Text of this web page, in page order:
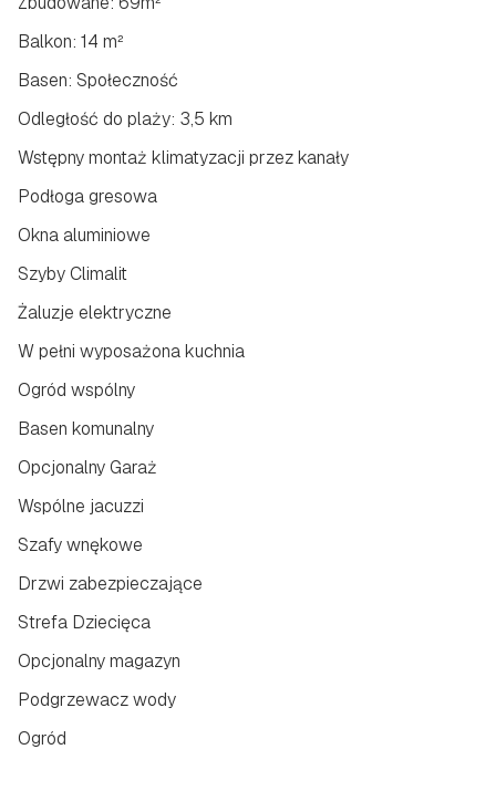
Balkon: 14 m²
Basen: Społeczność
Odległość do plaży: 3,5 km
Wstępny montaż klimatyzacji przez kanały
Podłoga gresowa
Okna aluminiowe
Szyby Climalit
Żaluzje elektryczne
W pełni wyposażona kuchnia
Ogród wspólny
Basen komunalny
Opcjonalny Garaż
Wspólne jacuzzi
Szafy wnękowe
Drzwi zabezpieczające
Strefa Dziecięca
Opcjonalny magazyn
Podgrzewacz wody
Ogród